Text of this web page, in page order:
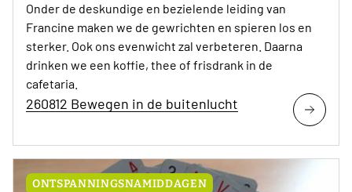
Onder de deskundige en bezielende leiding van
Francine maken we de gewrichten en spieren los en
sterker. Ook ons evenwicht zal verbeteren. Daarna
drinken we een koffie, thee of frisdrank in de
cafetaria.
260812 Bewegen in de buitenlucht
ONTSPANNINGSNAMIDDAGEN